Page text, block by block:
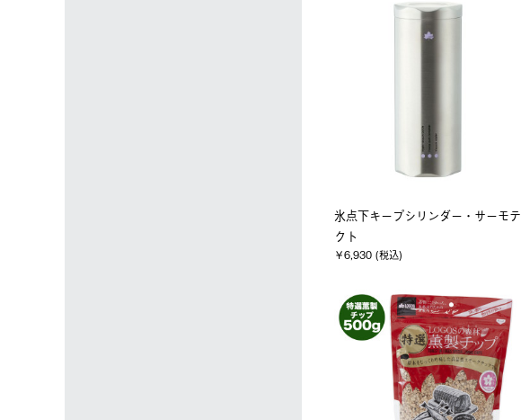
氷点下キープシリンダー・サーモテ
クト
￥6,930 (税込)